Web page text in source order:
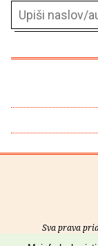
Sva prava